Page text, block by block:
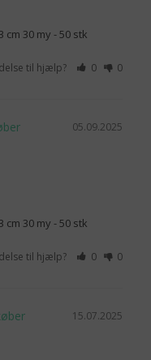
30 my - 50 stk
til hjælp? 0 0
05.09.2025
30 my - 50 stk
til hjælp? 0 0
15.07.2025